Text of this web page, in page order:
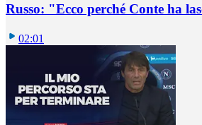
Russo: "Ecco perché Conte ha
02:01